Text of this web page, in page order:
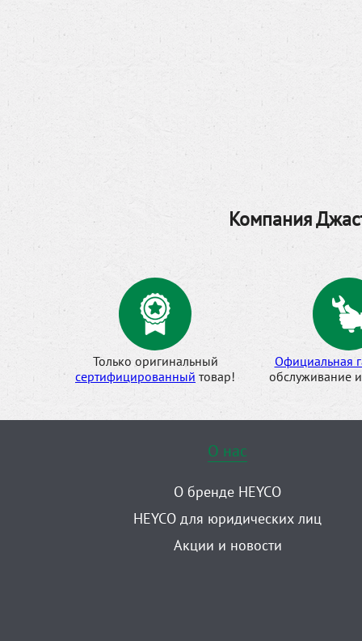
Компания
Только оригинальный
сертифицированный товар!
Официальная
обслуживание
О нас
О бренде HEYCO
HEYCO для юридических лиц
Акции и новости